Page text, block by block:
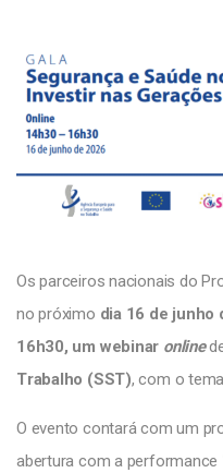
Os parceiros nacionais do
no próximo dia 16 de junho
16h30, um webinar online
Trabalho (SST), com o tema
O evento contará com um
abertura com a performance